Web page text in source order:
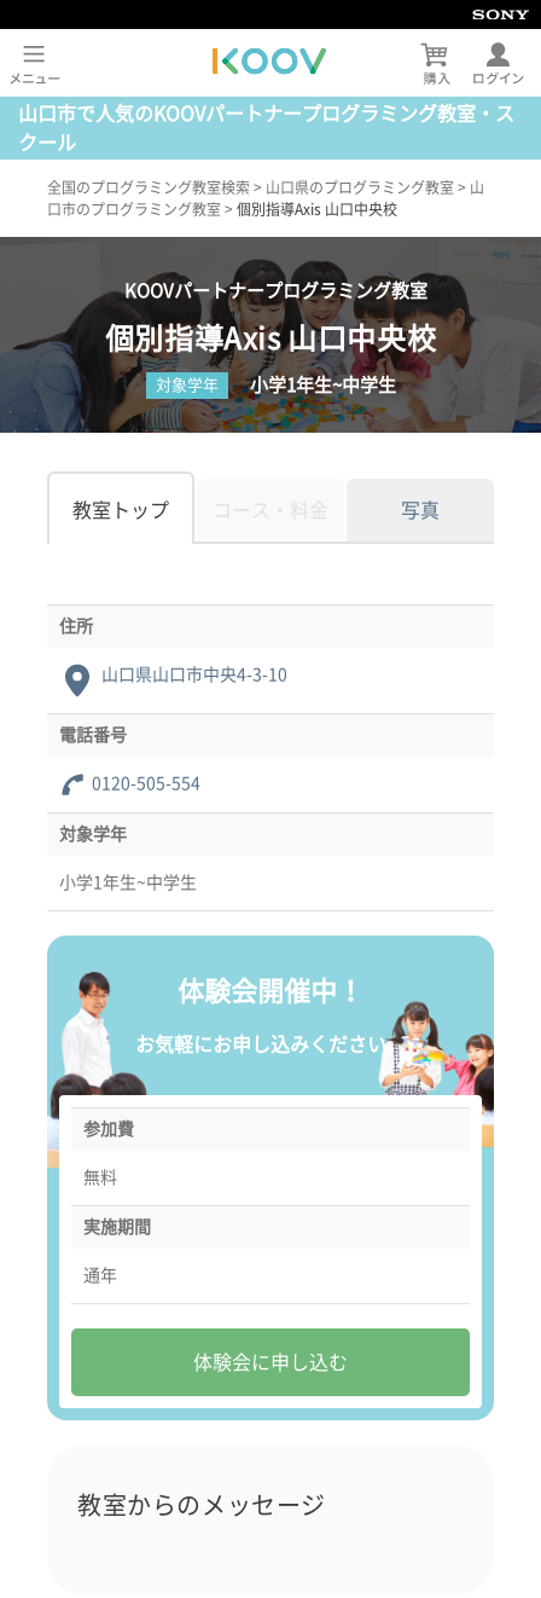
山口市で人気のKOOVパートナープログラミング教室・ス
クール
全国のプログラミング教室検索 > 山口県のプログラミング教室 > 山
口市のプログラミング教室 > 個別指導Axis 山口中央校
KOOVパートナープログラミング教室
個別指導Axis 山口中央校
対象学年 小学1年生~中学生
教室トップ コース・料金 写真
住所
山口県山口市中央4-3-10
電話番号
0120-505-554
対象学年
小学1年生~中学生
体験会開催中！
お気軽にお申し込みください。
参加費
無料
実施期間
通年
体験会に申し込む
教室からのメッセージ